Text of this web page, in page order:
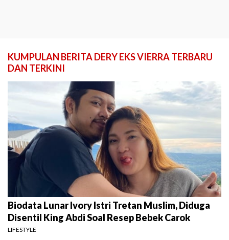
KUMPULAN BERITA DERY EKS VIERRA TERBARU
DAN TERKINI
Biodata Lunar Ivory Istri Tretan Muslim, Diduga
Disentil King Abdi Soal Resep Bebek Carok
LIFESTYLE